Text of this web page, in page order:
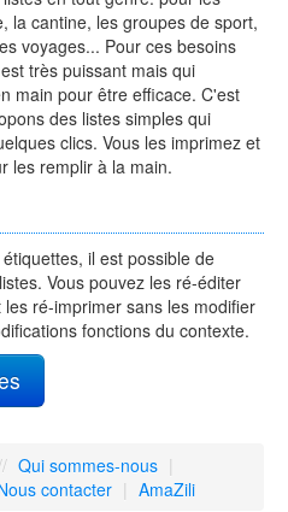
la cantine, les groupes de sport,
voyages... Pour ces besoins
très puissant mais qui
main pour être efficace. C'est
des listes simples qui
clics. Vous les imprimez et
les remplir à la main.
il est possible de
Vous pouvez les ré-éditer
ré-imprimer sans les modifier
fonctions du contexte.
Qui sommes-nous |
contacter | AmaZili